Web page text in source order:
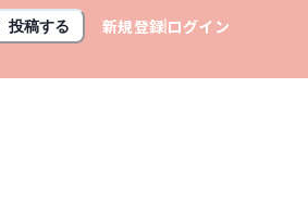
投稿する 新規登録ログイン